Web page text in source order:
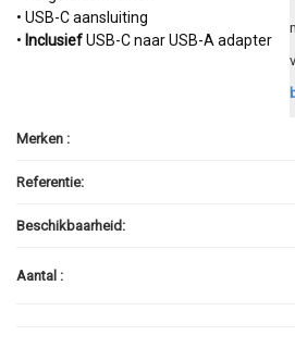
• USB-C aansluiting
• InclusiefUSB-C naar USB-A adapter
Merken :
Referentie:
Beschikbaarheid:
Aantal :